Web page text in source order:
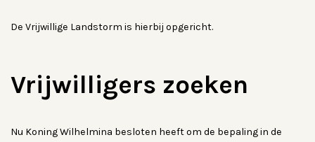
De Vrijwillige Landstorm is hierbij opgericht.
Vrijwilligers zoeken
Nu Koning Wilhelmina besloten heeft om de bepaling in de